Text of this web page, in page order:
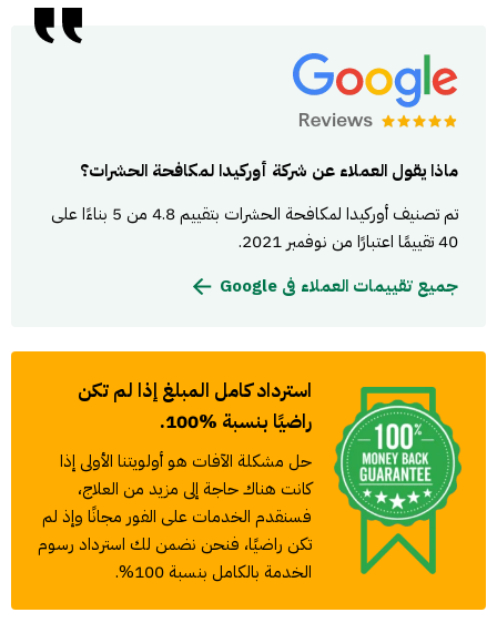
ماذا يقول العملاء عن شركة أوركيدا لمكافحة الحشرات؟
تم تصنيف أوركيدا لمكافحة الحشرات بتقييم 4.8 من 5 بناءًا على
40 تقييمًا اعتبارًا من نوفمبر 2021.
جميع تقييمات العملاء فى Google
استرداد كامل المبلغ إذا لم تكن
راضيًا بنسبة %100.
حل مشكلة الآفات هو أولويتنا الأولى إذا
كانت هناك حاجة إلى مزيد من العلاج،
فسنقدم الخدمات على الفور مجانًا وإذ لم
تكن راضيًا، فنحن نضمن لك استرداد رسوم
الخدمة بالكامل بنسبة 100%.